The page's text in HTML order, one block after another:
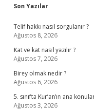
Sidebar
Son Yazılar
Telif hakkı nasıl sorgulanır ?
Ağustos 8, 2026
Kat ve kat nasıl yazılır ?
Ağustos 7, 2026
Birey olmak nedir ?
Ağustos 6, 2026
5. sınıfta Kur’an’ın ana
Ağustos 3, 2026